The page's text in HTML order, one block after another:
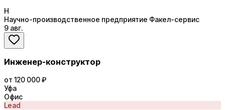
Н
Научно-производственное предприятие Факел-сервис
9 авг.
Инженер-конструктор
от 120 000 ₽
Уфа
Офис
Lead